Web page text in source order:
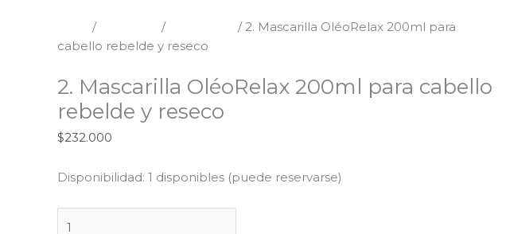
/ /
/ 2. Mascarilla OléoRelax 200ml para
cabello rebelde y reseco
2. Mascarilla OléoRelax 200ml para cabello
rebelde y reseco
$232.000
Disponibilidad: 1 disponibles (puede reservarse)
cabello
y
reseco
cantidad